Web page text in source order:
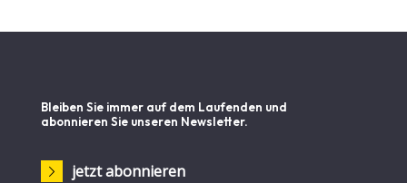
Bleiben Sie immer auf dem Laufenden und
abonnieren Sie unseren Newsletter.
jetzt abonnieren